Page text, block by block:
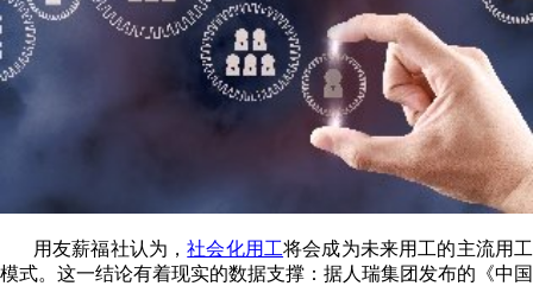
用友薪福社认为，社会化用工将会成为未来用工的主流用工
模式。这一结论有着现实的数据支撑：据人瑞集团发布的《中国